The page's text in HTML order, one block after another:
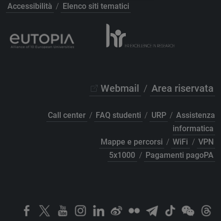
Accessibilità / Elenco siti tematici
Webmail / Area riservata
Call center / FAQ studenti / URP / Assistenza
informatica
Mappe e percorsi / WiFi / VPN
5x1000 / Pagamenti pagoPA